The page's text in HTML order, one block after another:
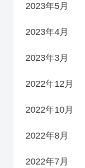
2023年5月
2023年4月
2023年3月
2022年12月
2022年10月
2022年8月
2022年7月